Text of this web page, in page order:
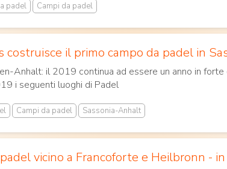
padel Campi da padel
costruisce il primo campo da padel in
Anhalt: il 2019 continua ad essere un anno in
i seguenti luoghi di Padel
Campi da padel Sassonia-Anhalt
vicino a Francoforte e Heilbronn -